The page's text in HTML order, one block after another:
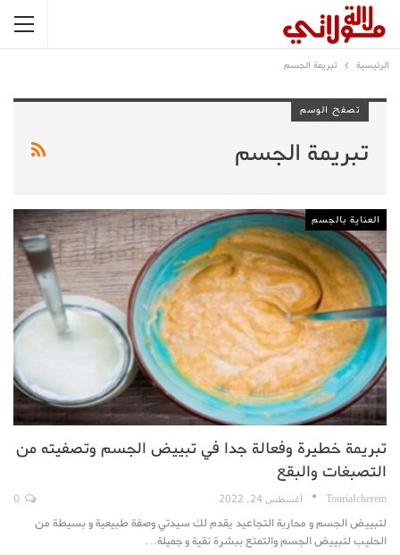
الرئيسية تبريمة الجسم
تصفح الوسم
تبريمة الجسم
العناية بالجسم
تبريمة خطيرة وفعالة جدا في تبييض الجسم وتصفيته من
التصبغات والبقع
TouriaIcherem أغسطس 24, 2022
لتبييض الجسم و محاربة التجاعيد يقدم لك سيدتي وصفة طبيعية و بسيطة من
الحليب لتبييض الجسم والتمتع ببشرة نقية و جميلة…